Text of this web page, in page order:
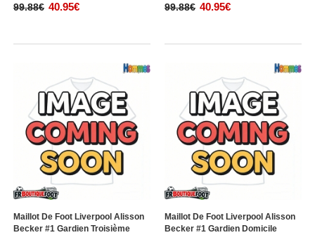
99.88€ 40.95€ 99.88€ 40.95€
Maillot De Foot Liverpool Alisson
Becker #1 Gardien Troisième
Maillot De Foot Liverpool Alisson
Becker #1 Gardien Domicile